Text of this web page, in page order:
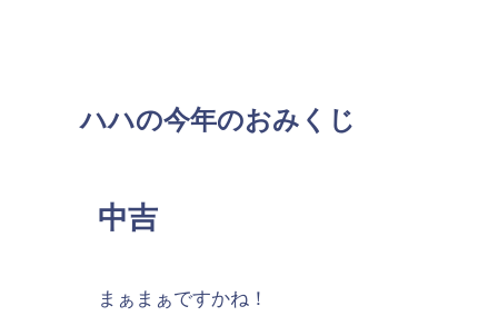
ハハの今年のおみくじ
中吉
まぁまぁですかね！